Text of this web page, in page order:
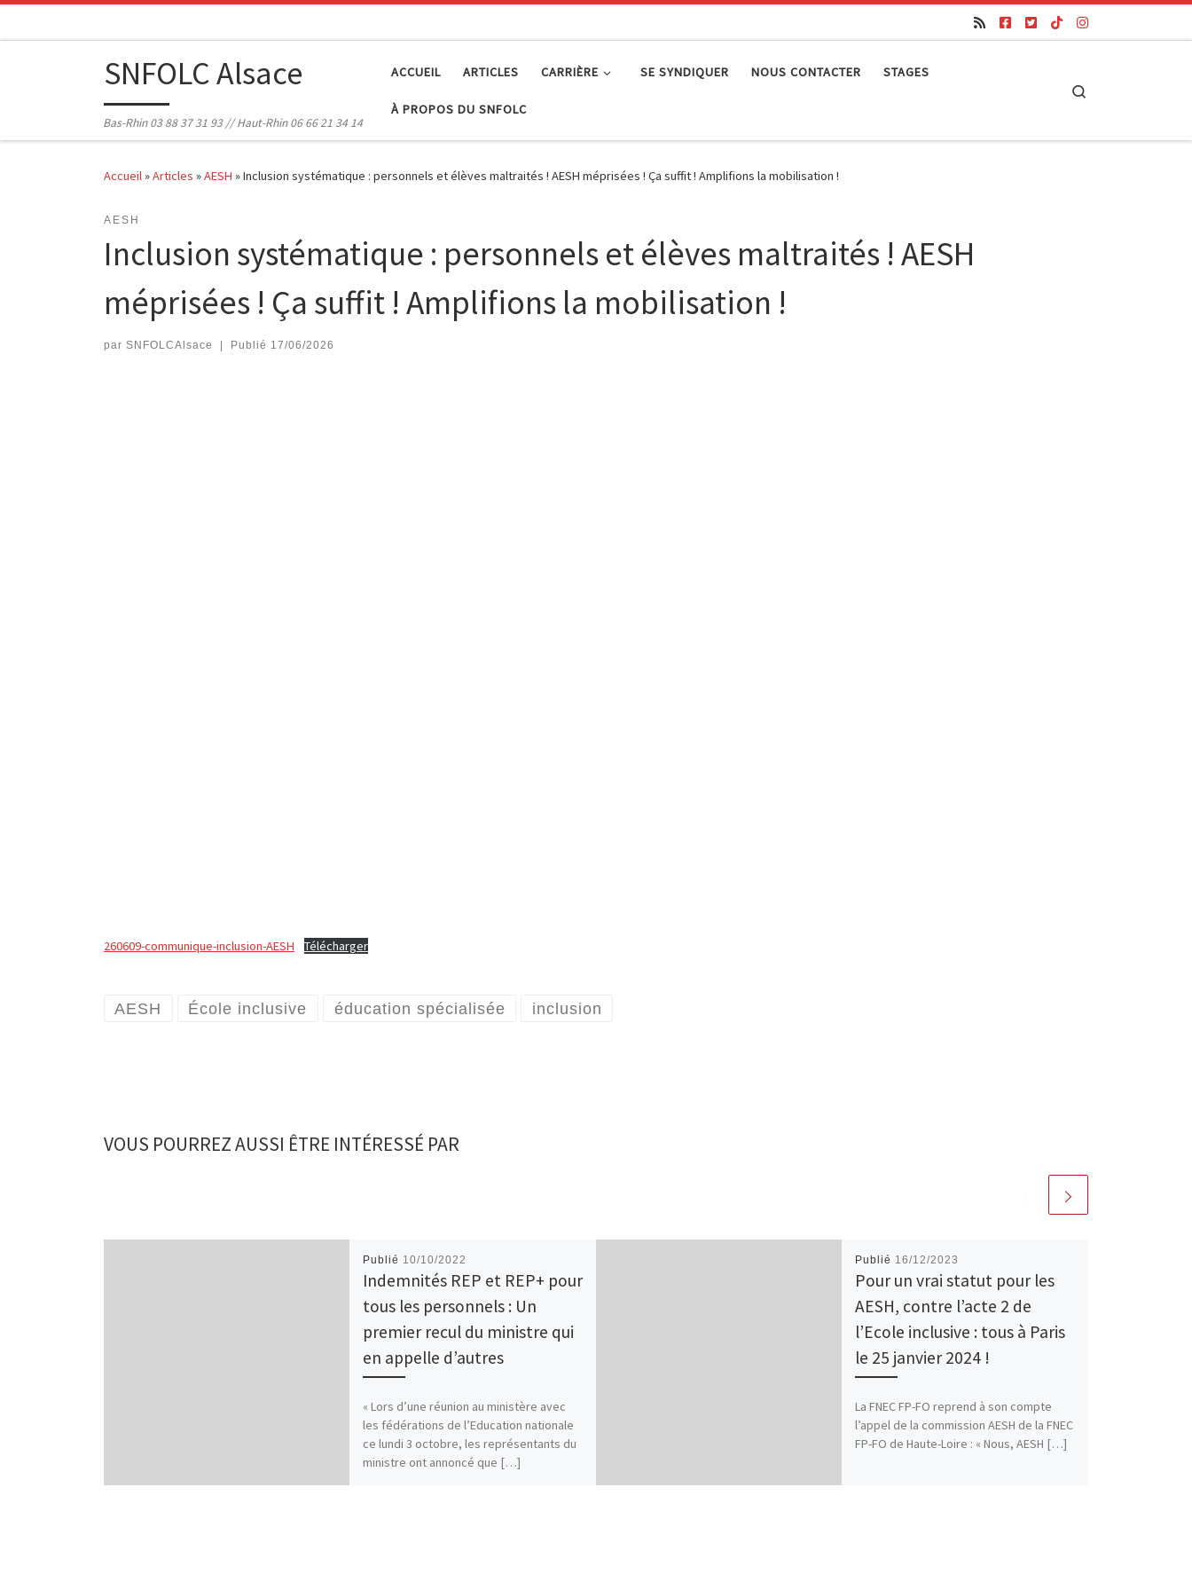
SNFOLC Alsace
Bas-Rhin 03 88 37 31 93 // Haut-Rhin 06 66 21 34 14
ACCUEIL ARTICLES CARRIÈRE SE SYNDIQUER NOUS CONTACTER STAGES
À PROPOS DU SNFOLC
Accueil»Articles »AESH »Inclusion systématique : personnels et élèves maltraités ! AESH méprisées ! Ça suffit ! Amplifions la mobilisation !
AESH
Inclusion systématique : personnels et élèves maltraités ! AESH
méprisées ! Ça suffit ! Amplifions la mobilisation !
par SNFOLCAlsace Publié 17/06/2026
260609-communique-inclusion-AESH Télécharger
AESH École inclusive éducation spécialisée inclusion
VOUS POURREZ AUSSI ÊTRE INTÉRESSÉ PAR
Publié 10/10/2022
Indemnités REP et REP+ pour
tous les personnels : Un
premier recul du ministre qui
en appelle d’autres
« Lors d’une réunion au ministère avec
les fédérations de l’Education nationale
ce lundi 3 octobre, les représentants du
ministre ont annoncé que […]
Publié 16/12/2023
Pour un vrai statut pour les
AESH, contre l’acte 2 de
l’Ecole inclusive : tous à Paris
le 25 janvier 2024 !
La FNEC FP-FO reprend à son compte
l’appel de la commission AESH de la FNEC
FP-FO de Haute-Loire : « Nous, AESH […]